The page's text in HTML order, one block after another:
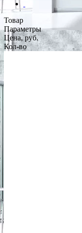
Товар
Параметры
Цена, руб.
Кол-во